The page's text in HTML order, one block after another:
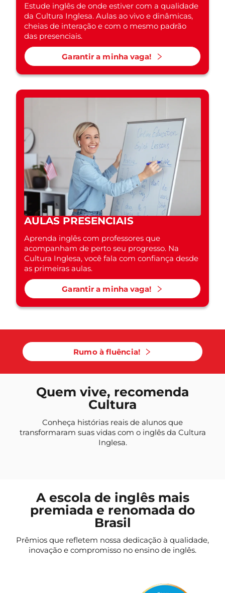
Estude inglês de onde estiver com a qualidade
da Cultura Inglesa. Aulas ao vivo e dinâmicas,
cheias de interação e com o mesmo padrão
das presenciais.
Garantir a minha vaga!
AULAS PRESENCIAIS
Aprenda inglês com professores que
acompanham de perto seu progresso. Na
Cultura Inglesa, você fala com confiança desde
as primeiras aulas.
Garantir a minha vaga!
Rumo à fluência!
Quem vive, recomenda
Cultura
Conheça histórias reais de alunos que
transformaram suas vidas com o inglês da Cultura
Inglesa.
A escola de inglês mais
premiada e renomada do
Brasil
Prêmios que refletem nossa dedicação à qualidade,
inovação e compromisso no ensino de inglês.